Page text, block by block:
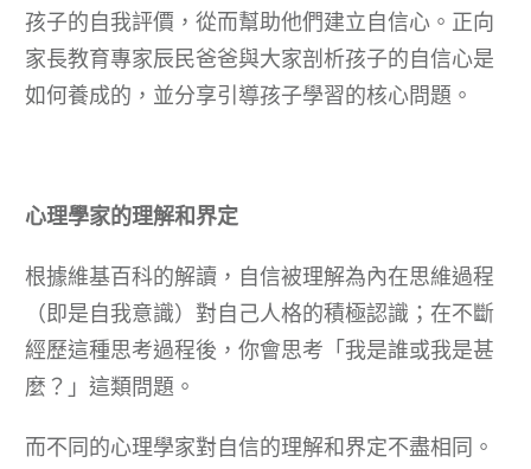
孩子的自我評價，從而幫助他們建立自信心。正向
家長教育專家辰民爸爸與大家剖析孩子的自信心是
如何養成的，並分享引導孩子學習的核心問題。
心理學家的理解和界定
根據維基百科的解讀，自信被理解為內在思維過程
（即是自我意識）對自己人格的積極認識；在不斷
經歷這種思考過程後，你會思考「我是誰或我是甚
麼？」這類問題。
而不同的心理學家對自信的理解和界定不盡相同。